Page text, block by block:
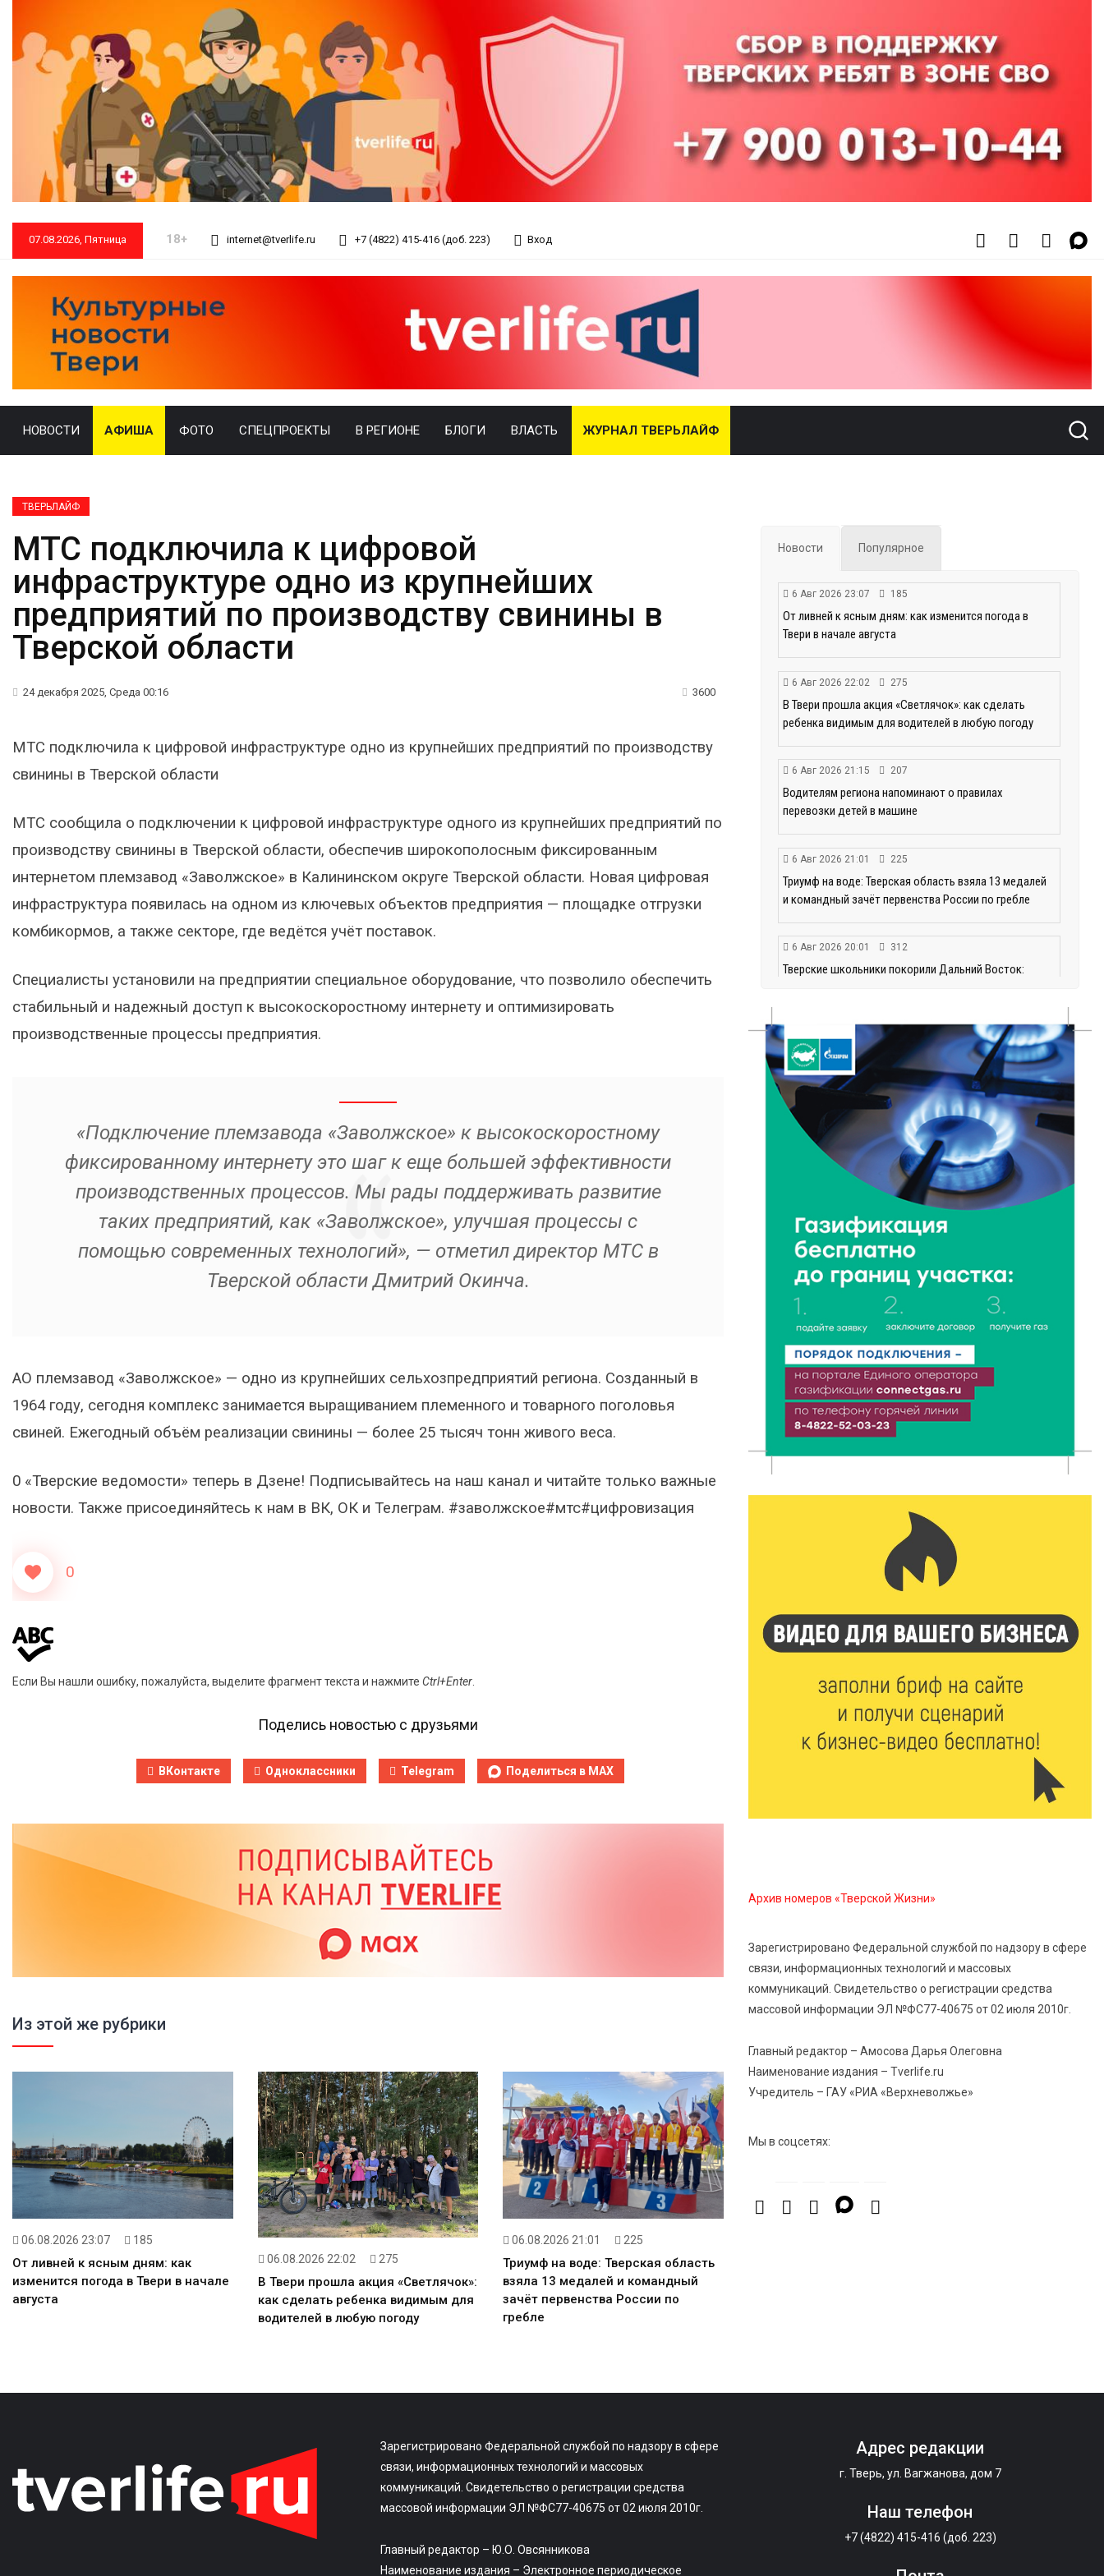
07.08.2026, Пятница 18+ internet@tverlife.ru +7 (4822) 415-416 (доб. 223) Вход
НОВОСТИ АФИША ФОТО СПЕЦПРОЕКТЫ В РЕГИОНЕ БЛОГИ ВЛАСТЬ ЖУРНАЛ ТВЕРЬЛАЙФ
ТВЕРЬЛАЙФ
МТС подключила к цифровой
инфраструктуре одно из крупнейших
предприятий по производству свинины в
Тверской области
24 декабря 2025, Среда 00:16 3600
МТС подключила к цифровой инфраструктуре одно из крупнейших предприятий по производству
свинины в Тверской области
МТС сообщила о подключении к цифровой инфраструктуре одного из крупнейших предприятий по
производству свинины в Тверской области, обеспечив широкополосным фиксированным
интернетом племзавод «Заволжское» в Калининском округе Тверской области. Новая цифровая
инфраструктура появилась на одном из ключевых объектов предприятия — площадке отгрузки
комбикормов, а также секторе, где ведётся учёт поставок.
Специалисты установили на предприятии специальное оборудование, что позволило обеспечить
стабильный и надежный доступ к высокоскоростному интернету и оптимизировать
производственные процессы предприятия.
«Подключение племзавода «Заволжское» к высокоскоростному
фиксированному интернету это шаг к еще большей эффективности
производственных процессов. Мы рады поддерживать развитие
таких предприятий, как «Заволжское», улучшая процессы с
помощью современных технологий», — отметил директор МТС в
Тверской области Дмитрий Окинча.
АО племзавод «Заволжское» — одно из крупнейших сельхозпредприятий региона. Созданный в
1964 году, сегодня комплекс занимается выращиванием племенного и товарного поголовья
свиней. Ежегодный объём реализации свинины — более 25 тысяч тонн живого веса.
0 «Тверские ведомости» теперь в Дзене! Подписывайтесь на наш канал и читайте только важные
новости. Также присоединяйтесь к нам в ВК, ОК и Телеграм. #заволжское#мтс#цифровизация
0
Если Вы нашли ошибку, пожалуйста, выделите фрагмент текста и нажмите Ctrl+Enter
Поделись новостью с друзьями
ВКонтакте Одноклассники Telegram Поделиться в MAX
Из этой же рубрики
06.08.2026 23:07 185
От ливней к ясным дням: как
изменится погода в Твери в начале
августа
06.08.2026 22:02 275
В Твери прошла акция «Светлячок»:
как сделать ребенка видимым для
водителей в любую погоду
06.08.2026 21:01 225
Триумф на воде: Тверская область
взяла 13 медалей и командный
зачёт первенства России по
гребле
Новости Популярное
6 Авг 2026 23:07 185
От ливней к ясным дням: как изменится погода в
Твери в начале августа
6 Авг 2026 22:02 275
В Твери прошла акция «Светлячок»: как сделать
ребенка видимым для водителей в любую погоду
6 Авг 2026 21:15 207
Водителям региона напоминают о правилах
перевозки детей в машине
6 Авг 2026 21:01 225
Триумф на воде: Тверская область взяла 13 медалей
и командный зачёт первенства России по гребле
6 Авг 2026 20:01 312
Тверские школьники покорили Дальний Восток:
287
Забота о пациентах и врачах: в ГКБ №7 стало ещё
комфортнее
6 Авг 2026 18:18 254
Большие деньги для большой модернизации
тверских заводов
«Дух больших побед»: глава спорткомитета оценил
состояние СШОР по гребле в Твери
6 Авг 2026 17:01 214
День рождения Светофора: в детском саду № 6
6 Авг 2026 16:41 350
В Твери пройдёт дополнительный день приёма в
колледжи
Исследование: ежемесячная смена категорий
кешбэка создает волны спроса
336
Тверские «Романтики» покорили Витебск своей
6 Авг 2026 16:08 398
Виталий Королев наградил строителей и
анонсировал новые проекты
6 Авг 2026 16:02 150
Голубев проверил школы и детсады Зубцова к 1
сентября
6 Авг 2026 15:01 239
Владимира Васильева о героях СВО проходит в РГБ
6 Авг 2026 14:55 239
6 Авг 2026 14:01
Архив номеров «Тверской Жизни»
Зарегистрировано Федеральной службой по надзору в сфере
связи, информационных технологий и массовых
коммуникаций. Свидетельство о регистрации средства
массовой информации ЭЛ №ФС77-40675 от 02 июля 2010г.
Главный редактор – Амосова Дарья Олеговна
Наименование издания – Tverlife.ru
Учредитель – ГАУ «РИА «Верхневолжье»
Мы в соцсетях:
Зарегистрировано Федеральной службой по надзору в сфере
связи, информационных технологий и массовых
коммуникаций. Свидетельство о регистрации средства
массовой информации ЭЛ №ФС77-40675 от 02 июля 2010г.
Главный редактор – Ю.О. Овсянникова
Наименование издания – Электронное периодическое
Адрес редакции
г. Тверь, ул. Вагжанова, дом 7
Наш телефон
+7 (4822) 415-416 (доб. 223)